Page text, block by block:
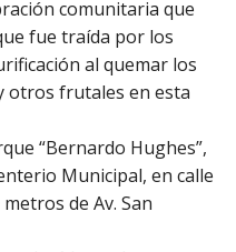
comunitaria que
fue traída por los
al quemar los
otros frutales en esta
“Bernardo Hughes”,
Municipal, en calle
de Av. San